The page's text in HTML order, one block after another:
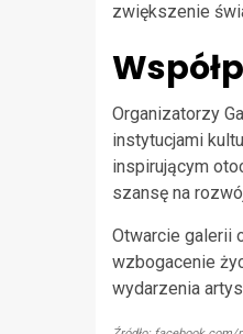
zwiększenie
Organizatorzy
instytucjami
inspirującym
szansę na
Otwarcie galerii
wzbogacenie
wydarzenia